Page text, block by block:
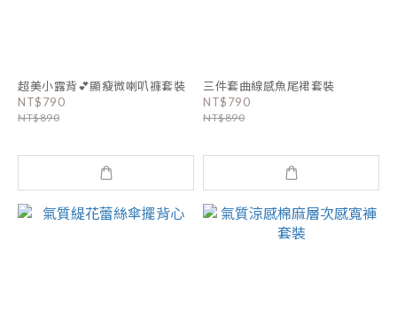
超美小露背💕顯瘦微喇叭褲套裝
NT$790
NT$890
三件套曲線感魚尾裙套裝
NT$790
NT$890